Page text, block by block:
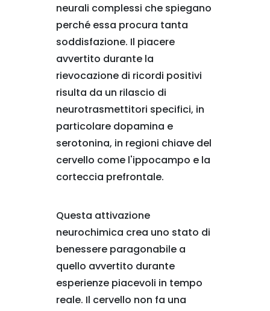
neurali complessi che spiegano
perché essa procura tanta
soddisfazione. Il piacere
avvertito durante la
rievocazione di ricordi positivi
risulta da un rilascio di
neurotrasmettitori specifici, in
particolare dopamina e
serotonina, in regioni chiave del
cervello come l'ippocampo e la
corteccia prefrontale.
Questa attivazione
neurochimica crea uno stato di
benessere paragonabile a
quello avvertito durante
esperienze piacevoli in tempo
reale. Il cervello non fa una